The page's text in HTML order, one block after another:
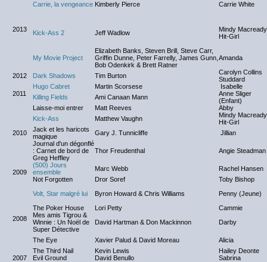
2013
Carrie, la vengeance Kimberly Pierce Carrie White
Kick-Ass 2 Jeff Wadlow
Mindy
Hit-Girl
My Movie Project
Elizabeth Banks, Steven Brill, Steve Carr,
Griffin Dunne, Peter Farrelly, James Gunn,
Bob Odenkirk & Brett Ratner
Amanda
2012 Dark Shadows Tim Burton
Carolyn Collins
Studdard
2011
Hugo Cabret Martin Scorsese
Isabelle
Killing Fields
Ami Canaan Mann
Anne Sliger
(Enfant)
2010
Laisse-moi entrer Matt Reeves
Abby
Kick-Ass
Matthew Vaughn
Mindy
Hit-Girl
Jack et les haricots
magique
Gary J. Tunnicliffe
Jillian
Journal d'un dégonflé
: Carnet de bord de
Greg Heffley
Thor Freudenthal Angie Steadman
2009
(500) Jours
ensemble
Marc Webb
Rachel Hansen
Not Forgotten
Dror Soref Toby Bishop
2008
Volt, Star malgré lui Byron Howard & Chris Williams
Penny (Jeune)
The Poker House
Lori Petty
Cammie
Mes amis Tigrou &
Winnie : Un Noël de
Super Détective
David Hartman & Don Mackinnon Darby
The Eye Xavier Palud & David Moreau
Alicia
The Third Nail
Kevin Lewis
Hailey Deonte
2007
Evil Ground David Benullo Sabrina